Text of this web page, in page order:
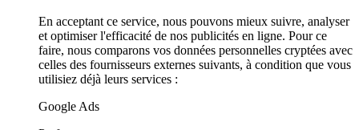
En acceptant ce service, nous pouvons mieux suivre, analyser
et optimiser l'efficacité de nos publicités en ligne. Pour ce
faire, nous comparons vos données personnelles cryptées avec
celles des fournisseurs externes suivants, à condition que vous
utilisiez déjà leurs services :
Google Ads